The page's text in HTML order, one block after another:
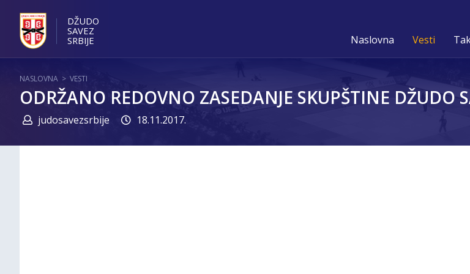
DŽUDO
SAVEZ
SRBIJE
Naslovna Vesti
NASLOVNA > VESTI
ODRŽANO REDOVNO ZASEDANJE SKUPŠTINE DŽUDO
judosavezsrbije 18.11.2017.